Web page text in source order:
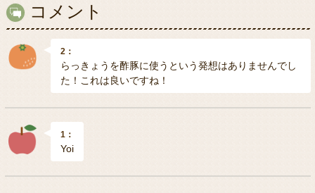
コメント
2：
らっきょうを酢豚に使うという発想はありませんでし
た！これは良いですね！
1：
Yoi